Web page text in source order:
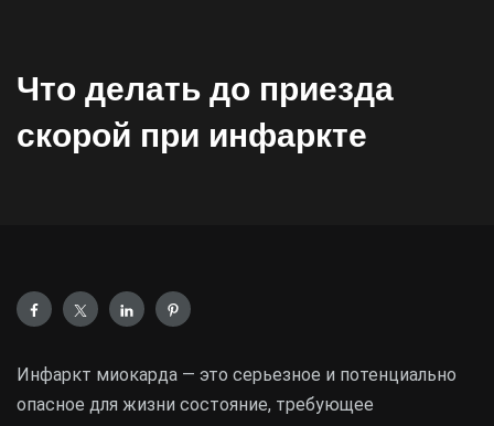
Что делать до приезда
скорой при инфаркте
Инфаркт миокарда — это серьезное и потенциально
опасное для жизни состояние, требующее